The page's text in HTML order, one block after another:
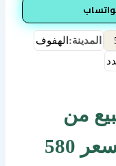
المدينة: الهفوف
من
دورين في الرفاع بسعر 580